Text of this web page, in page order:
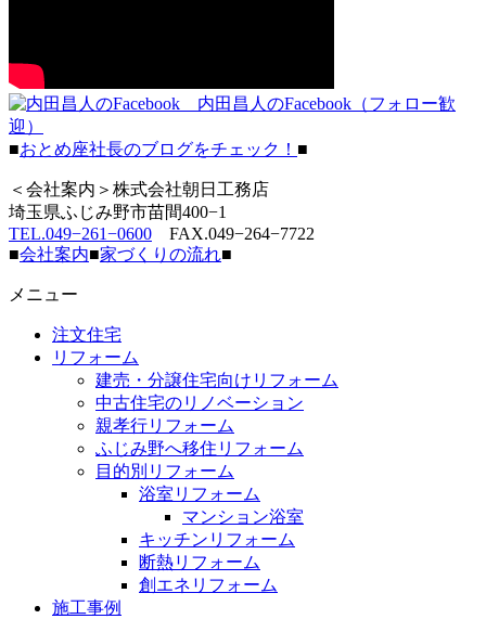
内田昌人のFacebook（フォロー歓
迎）
■おとめ座社長のブログをチェック！ ■
＜会社案内＞株式会社朝日工務店
埼玉県ふじみ野市苗間400−1
TEL.049−261−0600 FAX.049−264−7722
■会社案内■家づくりの流れ■
メニュー
注文住宅
リフォーム
建売・分譲住宅向けリフォーム
中古住宅のリノベーション
親孝行リフォーム
ふじみ野へ移住リフォーム
目的別リフォーム
浴室リフォーム
マンション浴室
キッチンリフォーム
断熱リフォーム
創エネリフォーム
施工事例